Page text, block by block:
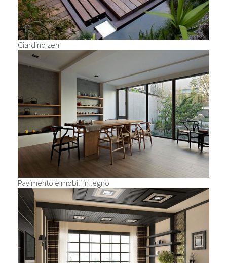
Giardino zen
Pavimento e mobili in legno